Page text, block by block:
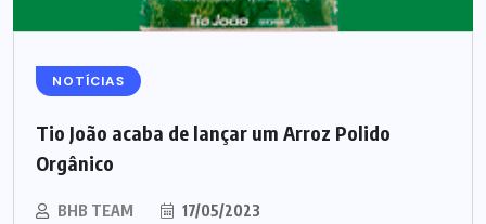
NOTÍCIAS
Tio João acaba de lançar um Arroz Polido
Orgânico
BHB TEAM 17/05/2023